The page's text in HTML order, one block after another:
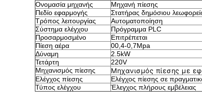
Ονομασία μηχανής
Μηχανή πίεσης
Πεδίο εφαρμογής
Στατήρας δημόσιου
Τρόπος λειτουργίας
Αυτοματοποίηση
Σύστημα ελέγχου
Πρόγραμμα PLC
Προσαρμοσμένο
Επιτρέπεται
Πίεση αέρα
00,4-0,7Mpa
Δύναμη
2.5kW
Τετάρτη
220V
Μηχανισμός πίεσης
Μηχανισμός πίεσης με
Ελέγχος πίεσης Ελέγχος πίεσης σε
Τύπος ελέγχου
Έλεγχος πλήρους εμβέλειας